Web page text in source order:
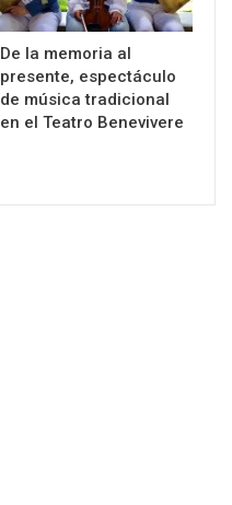
De la memoria al
presente, espectáculo
de música tradicional
en el Teatro Benevivere